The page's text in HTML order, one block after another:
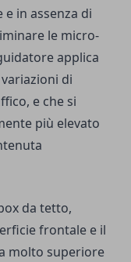
in assenza di
le micro-
applica
di
e che si
più elevato
da tetto,
frontale e il
molto superiore